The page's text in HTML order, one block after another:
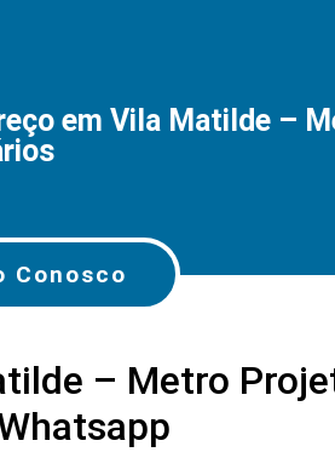
em Vila Matilde –
Conosco
– Metro